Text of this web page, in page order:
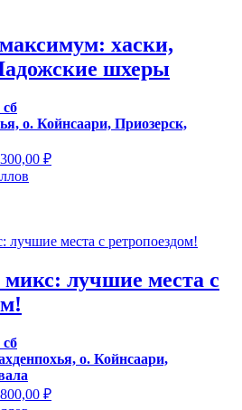
хаски,
шхеры
сб
о. Койнсаари, Приозерск,
₽Диапазон
19
лучшие места с
сб
о. Койнсаари,
₽Диапазон